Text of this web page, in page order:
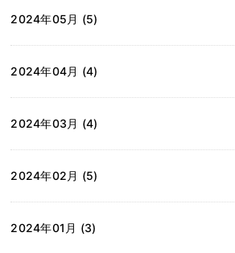
2024年05月 (5)
2024年04月 (4)
2024年03月 (4)
2024年02月 (5)
2024年01月 (3)